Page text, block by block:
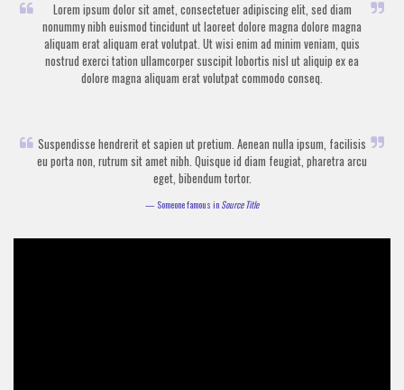
Lorem ipsum dolor sit amet, consectetuer adipiscing elit, sed diam
nonummy nibh euismod tincidunt ut laoreet dolore magna dolore magna
aliquam erat aliquam erat volutpat. Ut wisi enim ad minim veniam, quis
nostrud exerci tation ullamcorper suscipit lobortis nisl ut aliquip ex ea
dolore magna aliquam erat volutpat commodo conseq.
Suspendisse hendrerit et sapien ut pretium. Aenean nulla ipsum, facilisis
eu porta non, rutrum sit amet nibh. Quisque id diam feugiat, pharetra arcu
eget, bibendum tortor.
Someone famous in Source Title